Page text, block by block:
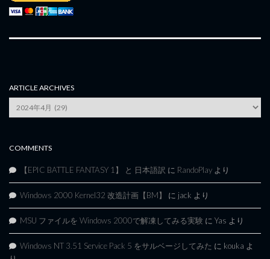
ARTICLE ARCHIVES
Archives
COMMENTS
【EPIC BATTLE FANTASY 1】 と 日本語訳 に RandoPlay より
Windows 2000 Kernel32 改造計画【BM】 に jack より
MSU ファイルを Windows 2000で解凍してみる実験 に Yas より
Windows NT 3.51 Service Pack 5 をサルベージしてみた に kouka よ